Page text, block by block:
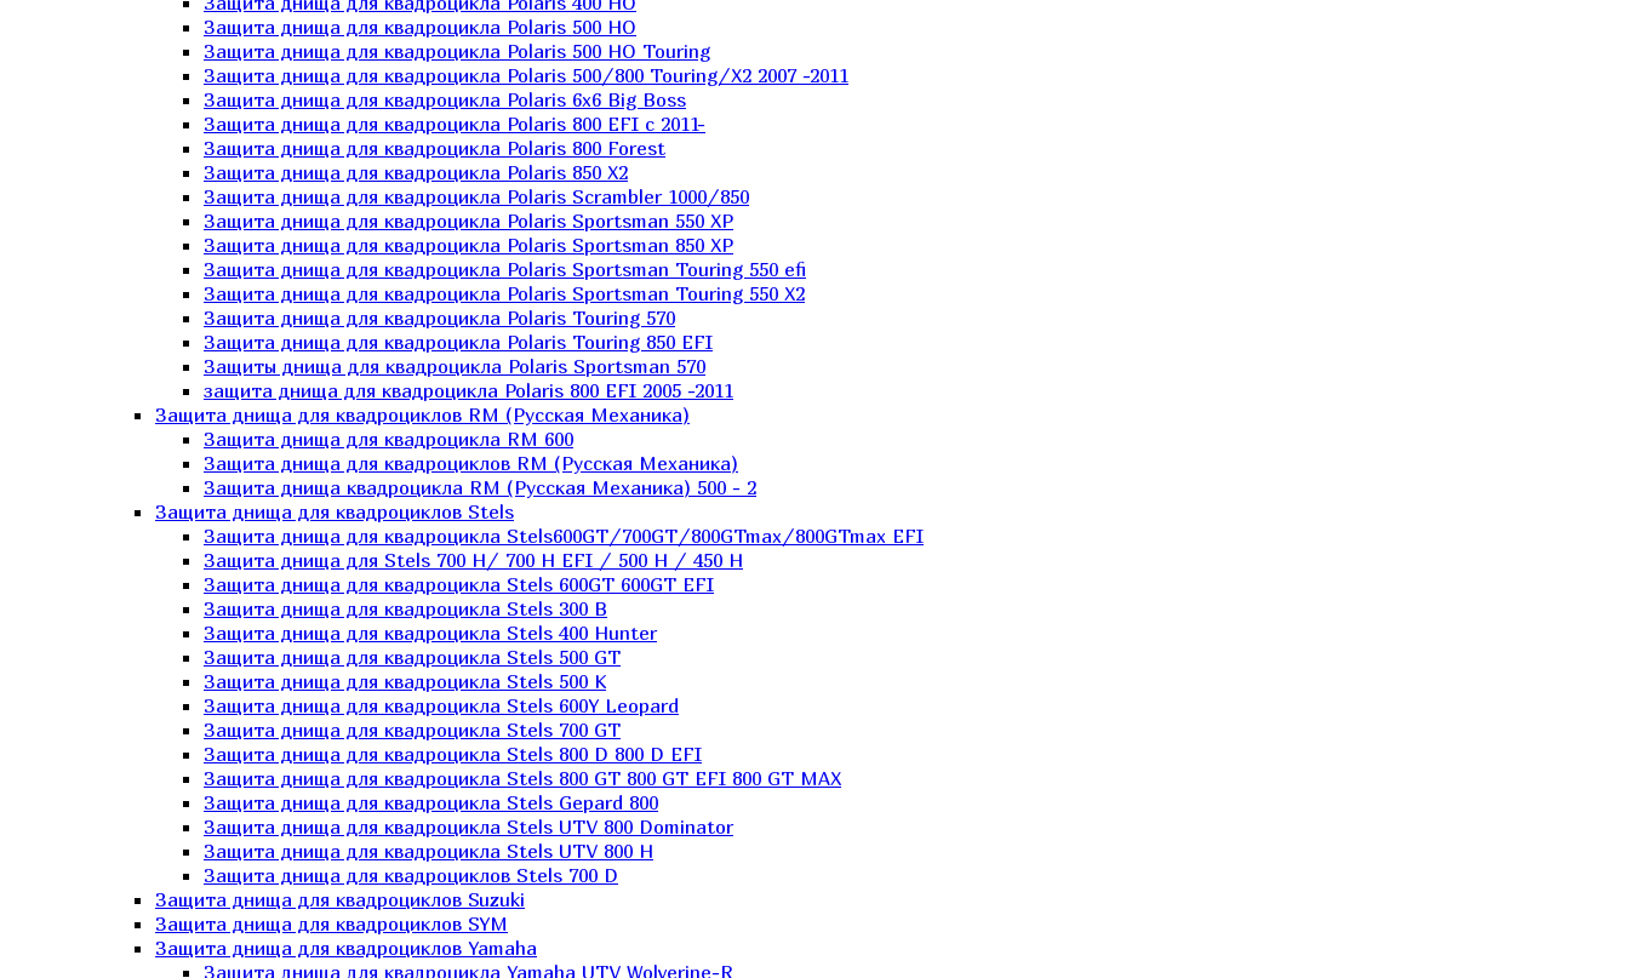
Защита днища для квадроцикла Polaris 500 HO
Защита днища для квадроцикла Polaris 500 HO Touring
Защита днища для квадроцикла Polaris 500/800 Touring/X2 2007 -2011
Защита днища для квадроцикла Polaris 6х6 Big Boss
Защита днища для квадроцикла Polaris 800 EFI с 2011-
Защита днища для квадроцикла Polaris 800 Forest
Защита днища для квадроцикла Polaris 850 X2
Защита днища для квадроцикла Polaris Scrambler 1000/850
Защита днища для квадроцикла Polaris Sportsman 550 XP
Защита днища для квадроцикла Polaris Sportsman 850 XP
Защита днища для квадроцикла Polaris Sportsman Touring 550 efi
Защита днища для квадроцикла Polaris Sportsman Touring 550 X2
Защита днища для квадроцикла Polaris Touring 570
Защита днища для квадроцикла Polaris Touring 850 EFI
Защиты днища для квадроцикла Polaris Sportsman 570
защита днища для квадроцикла Polaris 800 EFI 2005 -2011
Защита днища для квадроциклов RM (Русская Механика)
Защита днища для квадроцикла RM 600
Защита днища для квадроциклов RM (Русская Механика)
Защита днища квадроцикла RM (Русская Механика) 500 - 2
Защита днища для квадроциклов Stels
Защита днища для квадроцикла Stels600GT/700GT/800GTmax/800GTmax EFI
Защита днища для Stels 700 H/ 700 H EFI / 500 H / 450 H
Защита днища для квадроцикла Stels 600GT 600GT EFI
Защита днища для квадроцикла Stels 300 B
Защита днища для квадроцикла Stels 400 Hunter
Защита днища для квадроцикла Stels 500 GT
Защита днища для квадроцикла Stels 500 K
Защита днища для квадроцикла Stels 600Y Leopard
Защита днища для квадроцикла Stels 700 GT
Защита днища для квадроцикла Stels 800 D 800 D EFI
Защита днища для квадроцикла Stels 800 GT 800 GT EFI 800 GT MAX
Защита днища для квадроцикла Stels Gepard 800
Защита днища для квадроцикла Stels UTV 800 Dominator
Защита днища для квадроцикла Stels UTV 800 H
Защита днища для квадроциклов Stels 700 D
Защита днища для квадроциклов Suzuki
Защита днища для квадроциклов SYM
Защита днища для квадроциклов Yamaha
Защита днища для квадроцикла Yamaha UTV Wolverine-R